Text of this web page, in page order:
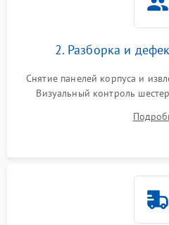
2. Разборка и
Снятие панелей корпуса и
Визуальный контроль
захвата, термопленки и
Проверка оптики